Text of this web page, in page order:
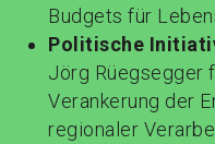
Budgets für
Politische
Jörg Rüegsegger
Verankerung der
regionaler